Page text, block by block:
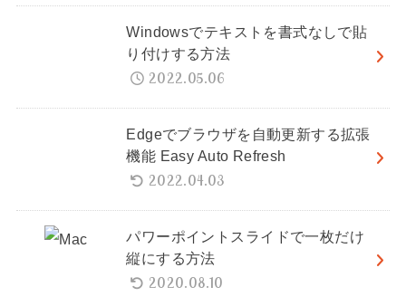
Windowsでテキストを書式なしで貼
り付けする方法
2022.05.06
Edgeでブラウザを自動更新する拡張
機能 Easy Auto Refresh
2022.04.03
パワーポイントスライドで一枚だけ
縦にする方法
2020.08.10